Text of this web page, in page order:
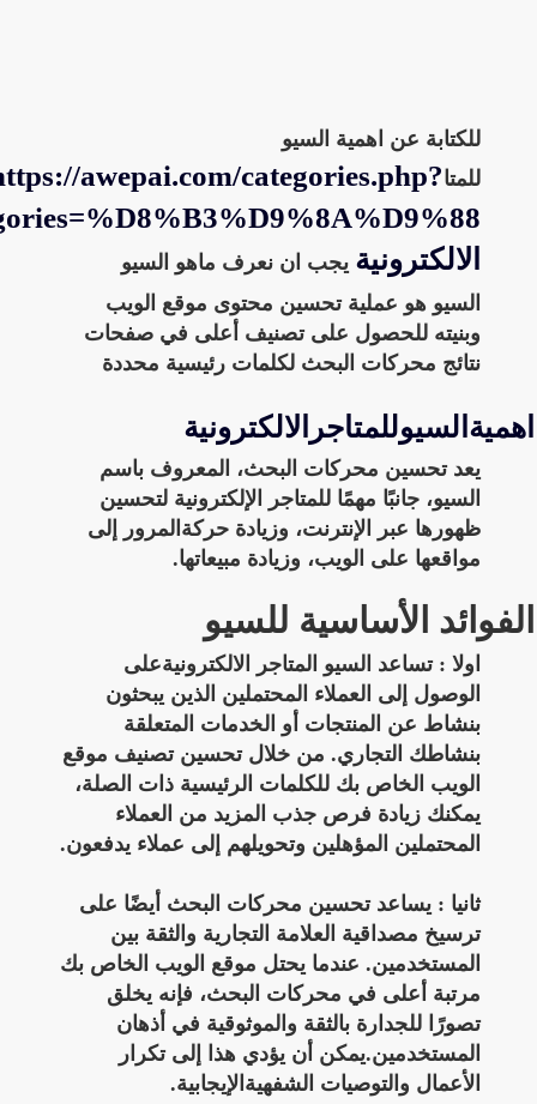
للكتابة عن اهمية السيو
للمتاawepai.com/categories.php?
الالكترونية يجب ان نعرف ماهو السيو
السيو هو عملية تحسين محتوى موقع الويب
وبنيته للحصول على تصنيف أعلى في صفحات
نتائج محركات البحث لكلمات رئيسية محددة
اهميةالسيوللمتاجرالالكترونية
يعد تحسين محركات البحث، المعروف باسم
السيو، جانبًا مهمًا للمتاجر الإلكترونية لتحسين
ظهورها عبر الإنترنت، وزيادة حركةالمرور إلى
مواقعها على الويب، وزيادة مبيعاتها.
الفوائد الأساسية للسيو
اولا : تساعد السيو المتاجر الالكترونيةعلى
الوصول إلى العملاء المحتملين الذين يبحثون
بنشاط عن المنتجات أو الخدمات المتعلقة
بنشاطك التجاري. من خلال تحسين تصنيف موقع
الويب الخاص بك للكلمات الرئيسية ذات الصلة،
يمكنك زيادة فرص جذب المزيد من العملاء
المحتملين المؤهلين وتحويلهم إلى عملاء يدفعون.
ثانيا : يساعد تحسين محركات البحث أيضًا على
ترسيخ مصداقية العلامة التجارية والثقة بين
المستخدمين. عندما يحتل موقع الويب الخاص بك
مرتبة أعلى في محركات البحث، فإنه يخلق
تصورًا للجدارة بالثقة والموثوقية في أذهان
المستخدمين.يمكن أن يؤدي هذا إلى تكرار
الأعمال والتوصيات الشفهيةالإيجابية.